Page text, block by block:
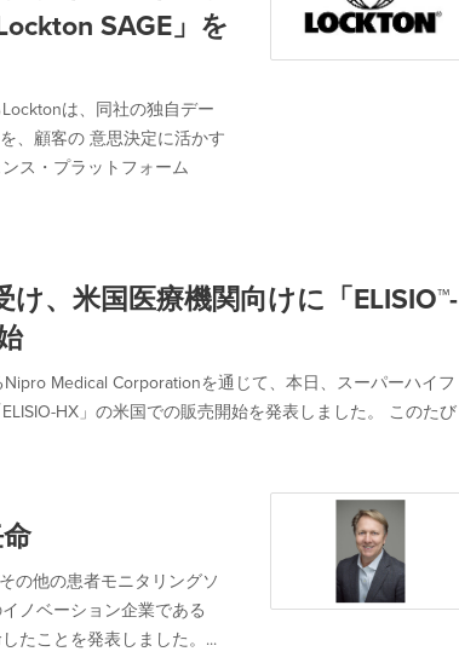
SAGE」を
は、同社の独自デー
、顧客の 意思決定に活かす
ス・プラットフォーム
、米国医療機関向けに「ELISIO™-
Medical Corporationを通じて、本日、スーパーハイフ
HX」の米国での販売開始を発表しました。 このたび
の他の患者モニタリングソ
ノベーション企業である
たことを発表しました。...